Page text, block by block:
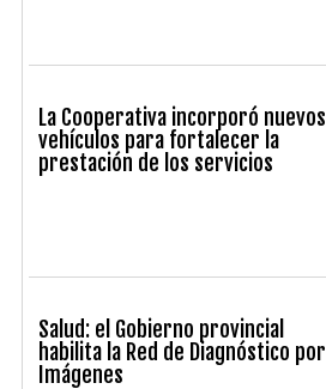
La Cooperativa incorporó nuevos
vehículos para fortalecer la
prestación de los servicios
Salud: el Gobierno provincial
habilita la Red de Diagnóstico por
Imágenes